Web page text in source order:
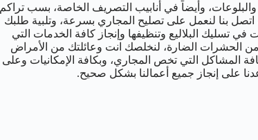
وأيضاً في أنابيب التصريف الخاصة، بسب تراكم
اتصل بنا لنعمل على تصليح المجاري بسرعة، وتلبية طلبك
البلاليع وتنظيفها وإنجاز كافة الخدمات التي
من الحشرات الضارة، لنخلصك انت وعائلتك من الأمراض
المشاكل التي تخص المجاري، وبكافة الإمكانيات وعلى
على إنجاز جميع أعمالنا بشكل صحيح.